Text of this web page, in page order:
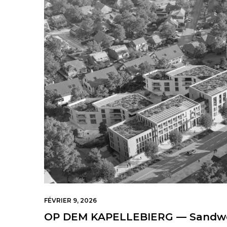
FÉVRIER 9, 2026
OP DEM KAPELLEBIERG —